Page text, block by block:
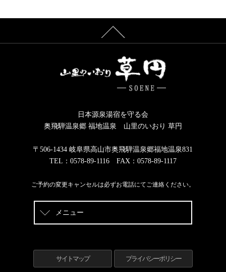
日本源泉湯宿を守る会
奥飛騨温泉郷 福地温泉 山里のいおり 草円
〒506-1434 岐阜県高山市奥飛騨温泉郷福地温泉831
TEL：0578-89-1116 FAX：0578-89-1117
ご予約の変更キャンセルは必ずお電話にてご連絡ください。
メニュー
サイトマップ プライバシーポリシー